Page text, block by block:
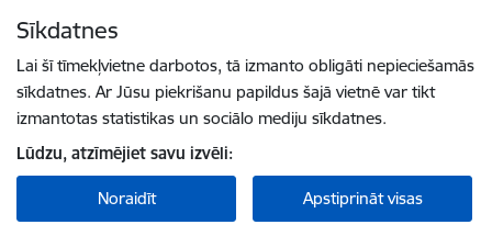
Sīkdatnes
Lai šī tīmekļvietne darbotos, tā izmanto obligāti nepieciešamās
sīkdatnes. Ar Jūsu piekrišanu papildus šajā vietnē var tikt
izmantotas statistikas un sociālo mediju sīkdatnes.
Lūdzu, atzīmējiet savu izvēli:
Noraidīt Apstiprināt visas